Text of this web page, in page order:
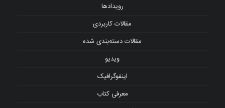
رویدادها
مقالات کاربردی
مقالات دسته‌بندی شده
ویدیو
اینفوگرافیک
معرفی کتاب